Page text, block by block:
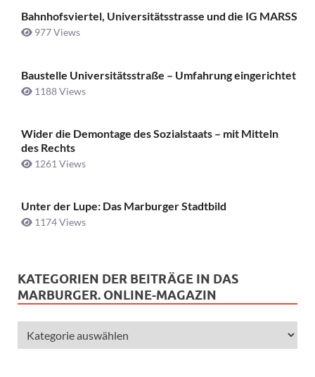
Bahnhofsviertel, Universitätsstrasse und die IG MARSS
977 Views
Baustelle Universitätsstraße ­– Umfahrung eingerichtet
1188 Views
Wider die Demontage des Sozialstaats – mit Mitteln
des Rechts
1261 Views
Unter der Lupe: Das Marburger Stadtbild
1174 Views
KATEGORIEN DER BEITRÄGE IN DAS
MARBURGER. ONLINE-MAGAZIN